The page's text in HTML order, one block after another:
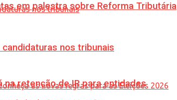
nos tribunais
em palestra sobre Reforma Tributária
na retenção de IR para entidades